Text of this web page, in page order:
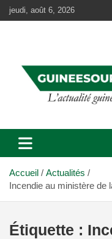
Aller
au
jeudi, août 6, 2026
Accueil
Actualités
Incendie au ministère de
Étiquette :